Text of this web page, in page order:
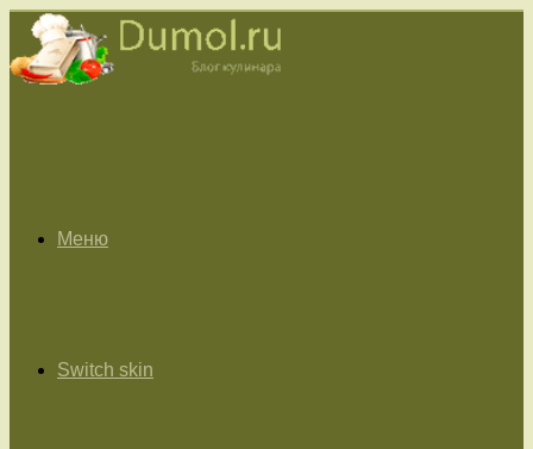
Меню
Switch skin